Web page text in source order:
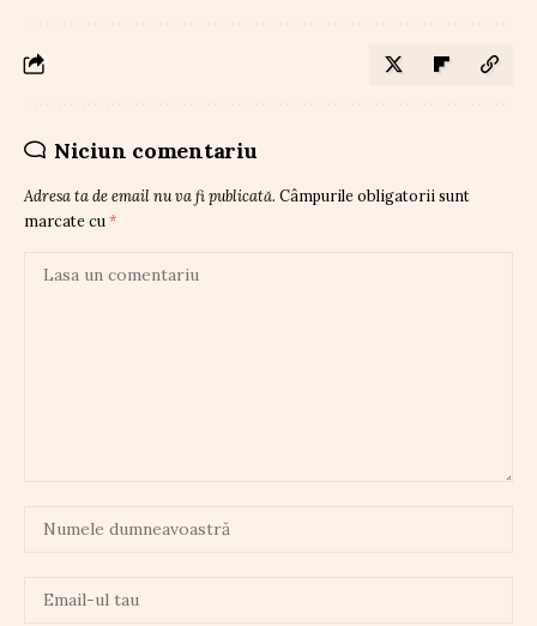
Niciun comentariu
Adresa ta de email nu va fi publicată. Câmpurile obligatorii sunt
marcate cu *